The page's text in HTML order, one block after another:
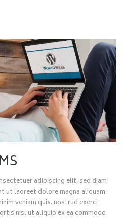
adipiscing elit, sed diam
ut laoreet dolore magna aliquam
veniam quis. nostrud exerci
nisl ut aliquip ex ea commodo